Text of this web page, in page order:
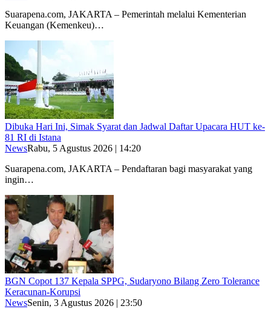
Suarapena.com, JAKARTA – Pemerintah melalui Kementerian
Keuangan (Kemenkeu)…
Dibuka Hari Ini, Simak Syarat dan Jadwal Daftar Upacara HUT ke-
81 RI di Istana
NewsRabu, 5 Agustus 2026 | 14:20
Suarapena.com, JAKARTA – Pendaftaran bagi masyarakat yang
ingin…
BGN Copot 137 Kepala SPPG, Sudaryono Bilang Zero Tolerance
Keracunan-Korupsi
NewsSenin, 3 Agustus 2026 | 23:50